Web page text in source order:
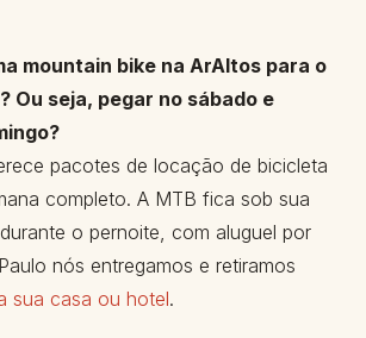
mountain bike na ArAltos para o
Ou seja, pegar no sábado e
pacotes de locação de bicicleta
completo. A MTB fica sob sua
o pernoite, com aluguel por
nós entregamos e retiramos
sua casa ou hotel.